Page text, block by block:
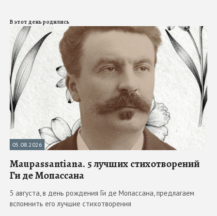
В этот день родились
05.08.2026
Maupassantiana. 5 лучших стихотворений
Ги де Мопассана
5 августа, в день рождения Ги де Мопассана, предлагаем
вспомнить его лучшие стихотворения